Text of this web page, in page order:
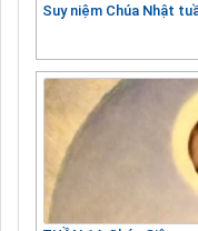
Suy niệm Chúa Nhật